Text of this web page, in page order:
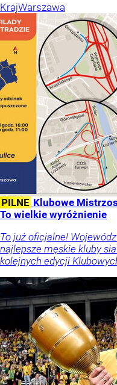
KrajWarszawa
PILNE Klubowe
To wielkie wyróżnienie
To już oficjalne!
najlepsze męskie kluby
kolejnych edycji